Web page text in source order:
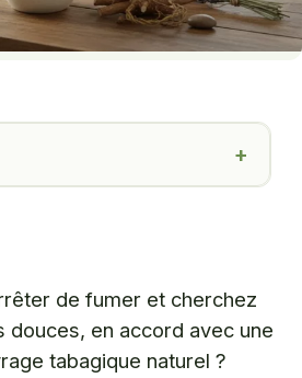
pour arrêter de fumer ?
reconnue pour le sevrage,
naturels ?
de fumer et cherchez
douces, en accord avec une
tabagique naturel ?